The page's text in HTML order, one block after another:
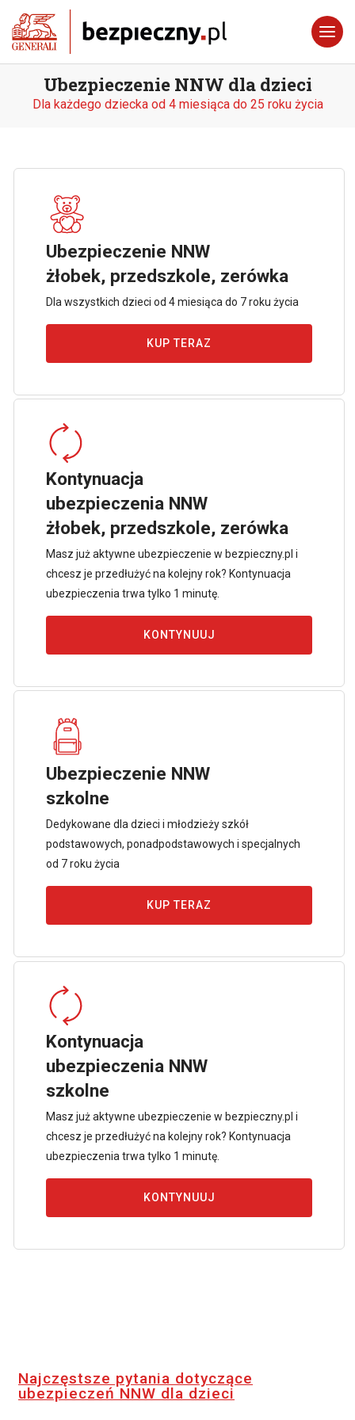
Ubezpieczenie NNW dla dzieci
Dla każdego dziecka od 4 miesiąca do 25 roku życia
Ubezpieczenie NNW
żłobek, przedszkole, zerówka
Dla wszystkich dzieci od 4 miesiąca do 7 roku życia
KUP TERAZ
Kontynuacja
ubezpieczenia NNW
żłobek, przedszkole, zerówka
Masz już aktywne ubezpieczenie w bezpieczny.pl i
chcesz je przedłużyć na kolejny rok? Kontynuacja
ubezpieczenia trwa tylko 1 minutę.
KONTYNUUJ
Ubezpieczenie NNW
szkolne
Dedykowane dla dzieci i młodzieży szkół
podstawowych, ponadpodstawowych i specjalnych
od 7 roku życia
KUP TERAZ
Kontynuacja
ubezpieczenia NNW
szkolne
Masz już aktywne ubezpieczenie w bezpieczny.pl i
chcesz je przedłużyć na kolejny rok? Kontynuacja
ubezpieczenia trwa tylko 1 minutę.
KONTYNUUJ
Najczęstsze pytania dotyczące
ubezpieczeń NNW dla dzieci